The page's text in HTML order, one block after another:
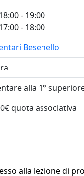
- 19:00
- 18:00
Besenello
alla 1°
quota associativa
alla lezione di